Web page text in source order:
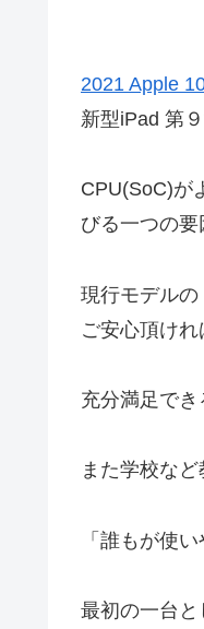
2021 Apple
新型iPad 第
CPU(SoC)が
びる一つの要
現行モデル
ご安心頂けれ
充分満足でき
また学校な
「誰もが使
最初の一台と